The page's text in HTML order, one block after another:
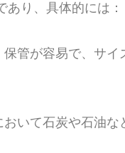
り、具体的には：
管が容易で、サ
いて石炭や石油